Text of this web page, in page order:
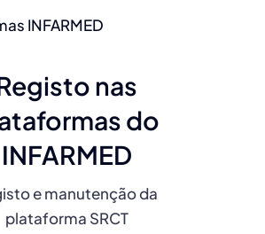
nas
do
INFARMED
e manutenção da
plataforma SRCT